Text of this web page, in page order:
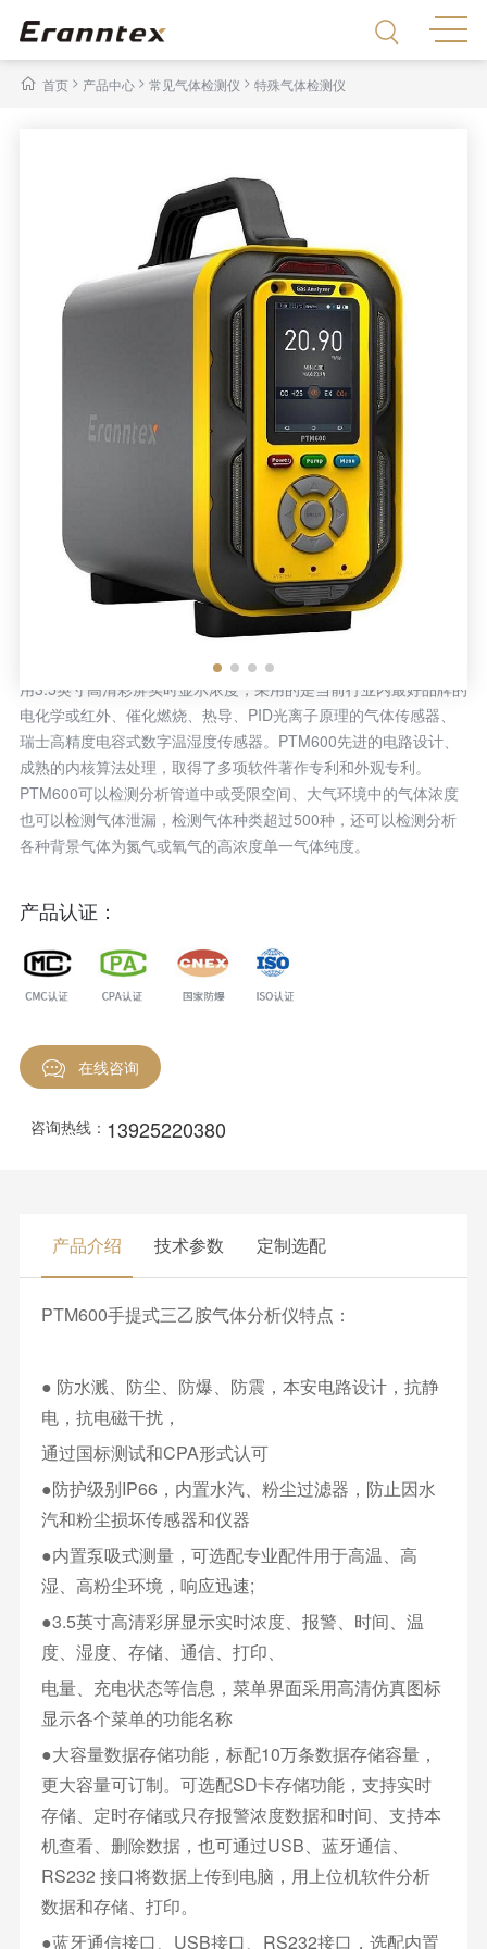
首页> 产品中心 > 常见气体检测仪 > 特殊气体检测仪
手提式三乙胺气体分析仪 PTM600-C6H15N
PTM600手提式三乙胺气体分析仪用于移动式需要精确检测分析三
乙胺气体浓度、温湿度测量的场合，PTM600三乙胺气体分析仪采
用3.5英寸高清彩屏实时显示浓度，采用的是当前行业内最好品牌的
电化学或红外、催化燃烧、热导、PID光离子原理的气体传感器、
瑞士高精度电容式数字温湿度传感器。PTM600先进的电路设计、
成熟的内核算法处理，取得了多项软件著作专利和外观专利。
PTM600可以检测分析管道中或受限空间、大气环境中的气体浓度
也可以检测气体泄漏，检测气体种类超过500种，还可以检测分析
各种背景气体为氮气或氧气的高浓度单一气体纯度。
产品认证：
在线咨询
咨询热线： 13925220380
产品介绍 技术参数 定制选配
PTM600手提式三乙胺气体分析仪特点：
● 防水溅、防尘、防爆、防震，本安电路设计，抗静
电，抗电磁干扰，
通过国标测试和CPA形式认可
●防护级别IP66，内置水汽、粉尘过滤器，防止因水
汽和粉尘损坏传感器和仪器
●内置泵吸式测量，可选配专业配件用于高温、高
湿、高粉尘环境，响应迅速;
●3.5英寸高清彩屏显示实时浓度、报警、时间、温
度、湿度、存储、通信、打印、
电量、充电状态等信息，菜单界面采用高清仿真图标
显示各个菜单的功能名称
●大容量数据存储功能，标配10万条数据存储容量，
更大容量可订制。可选配SD卡存储功能，支持实时
存储、定时存储或只存报警浓度数据和时间、支持本
机查看、删除数据，也可通过USB、蓝牙通信、
RS232 接口将数据上传到电脑，用上位机软件分析
数据和存储、打印。
●蓝牙通信接口、USB接口、RS232接口，选配内置